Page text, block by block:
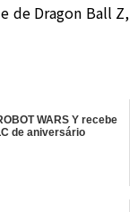
de Dragon Ball Z,
WARS Y recebe
de aniversário